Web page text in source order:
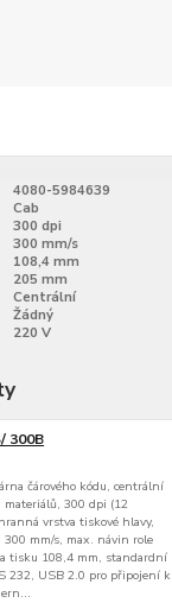
4080-5984639
Cab
300 dpi
300 mm/s
108,4 mm
205 mm
Centrální
Žádný
220 V
300B
čárového kódu, centrální
300 dpi (12
vrstva tiskové hlavy,
mm/s, max. návin role
tisku 108,4 mm, standardní
232, USB 2.0 pro připojení k